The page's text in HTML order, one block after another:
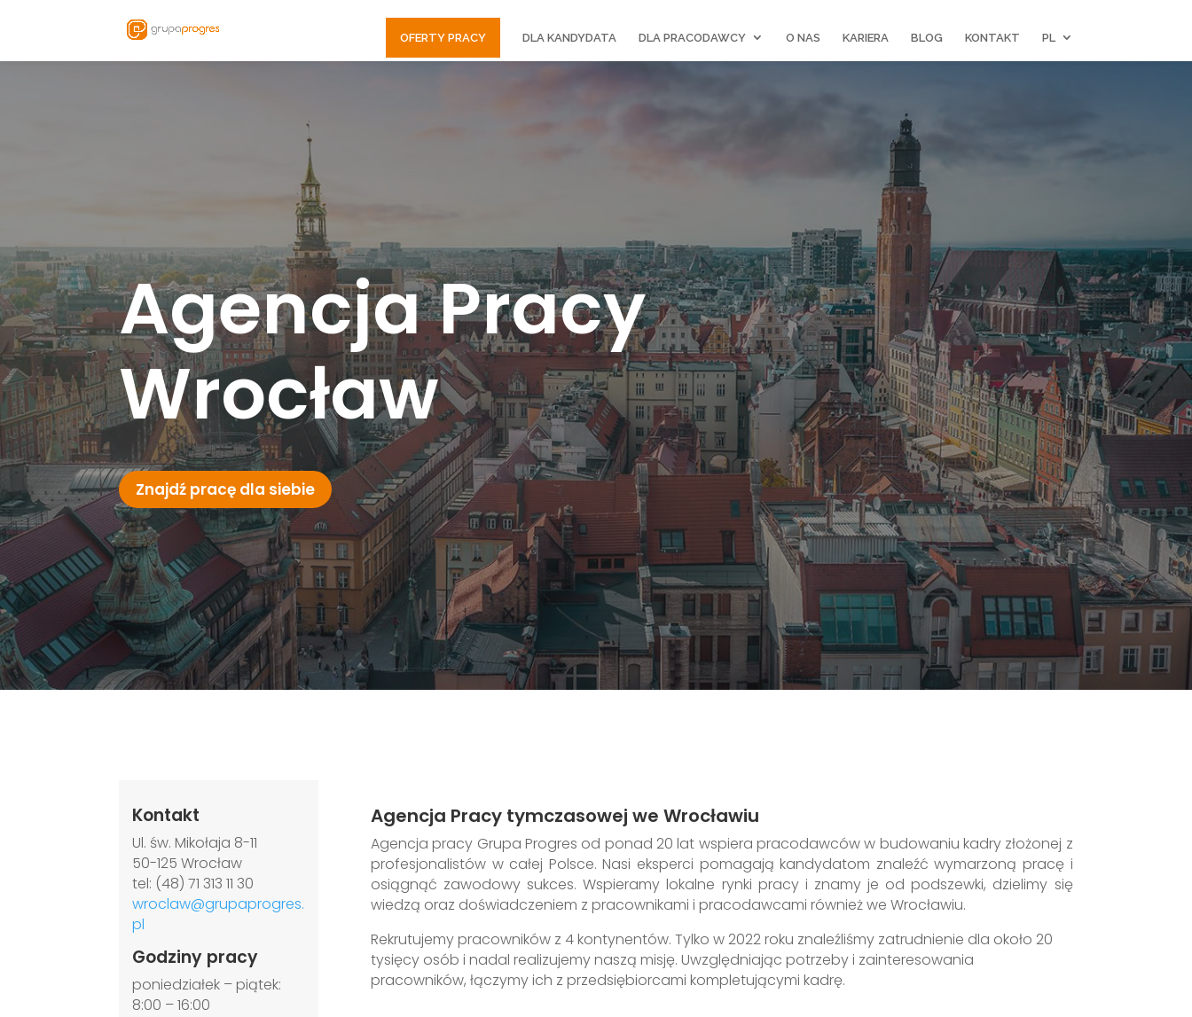
OFERTY PRACY DLA KANDYDATA DLA PRACODAWCY O NAS KARIERA BLOG KONTAKT PL
Agencja Pracy
Wrocław
Znajdź pracę dla siebie
Kontakt
Ul. św. Mikołaja 8-11
50-125 Wrocław
tel: (48) 71 313 11 30
wroclaw@grupaprogres.
pl
Godziny pracy
poniedziałek – piątek:
8:00 – 16:00
Agencja Pracy tymczasowej we Wrocławiu
Agencja pracy Grupa Progres od ponad 20 lat wspiera pracodawców w budowaniu kadry złożonej z
profesjonalistów w całej Polsce. Nasi eksperci pomagają kandydatom znaleźć wymarzoną pracę i
osiągnąć zawodowy sukces. Wspieramy lokalne rynki pracy i znamy je od podszewki, dzielimy się
wiedzą oraz doświadczeniem z pracownikami i pracodawcami również we Wrocławiu.
Rekrutujemy pracowników z 4 kontynentów. Tylko w 2022 roku znaleźliśmy zatrudnienie dla około 20
tysięcy osób i nadal realizujemy naszą misję. Uwzględniając potrzeby i zainteresowania
pracowników, łączymy ich z przedsiębiorcami kompletującymi kadrę.